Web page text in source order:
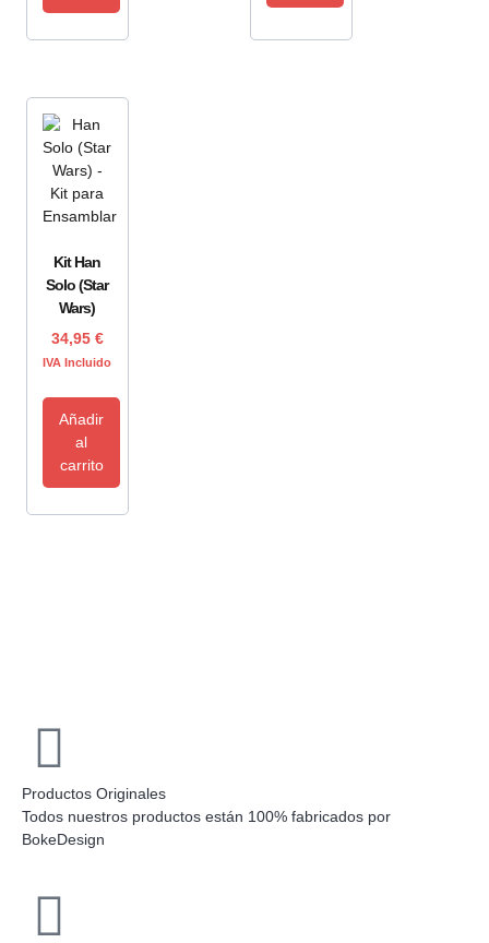
Kit Han
Solo (Star
Wars)
34,95 €
IVA Incluido
Añadir
al
carrito
Productos Originales
Todos nuestros productos están 100% fabricados por
BokeDesign